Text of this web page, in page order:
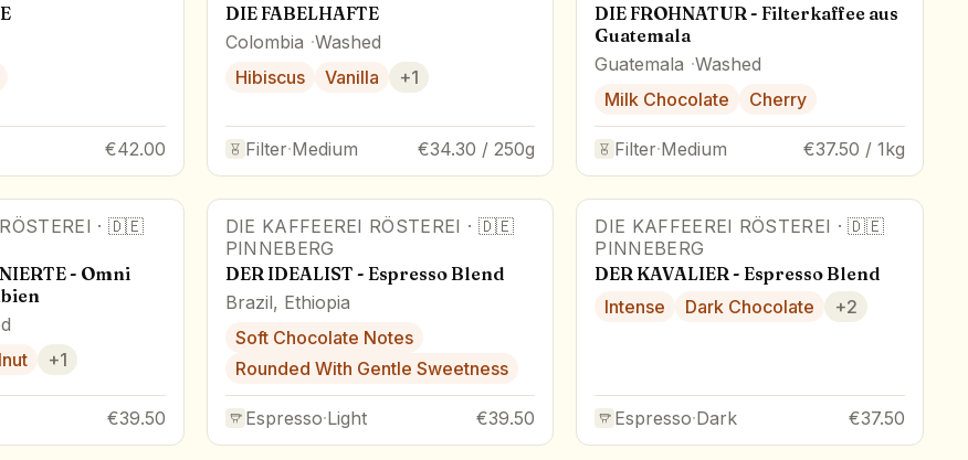
€42.00
DIE FABELHAFTE
Colombia Washed
Hibiscus
Vanilla +1
Filter·Medium €34.30 / 250g
DIE FROHNATUR - Filterkaffee aus
Guatemala
Guatemala Washed
Milk Chocolate
Cherry
Filter·Medium €37.50 / 1kg
·🇩🇪
- Omni
+1
€39.50
DIE KAFFEEREI RÖSTEREI · 🇩🇪
PINNEBERG
DER IDEALIST - Espresso Blend
Brazil, Ethiopia
Soft Chocolate Notes
Rounded With Gentle Sweetness
Espresso·Light €39.50
DIE KAFFEEREI RÖSTEREI ·🇩🇪
PINNEBERG
DER KAVALIER - Espresso Blend
Intense
Dark Chocolate +2
Espresso·Dark €37.50